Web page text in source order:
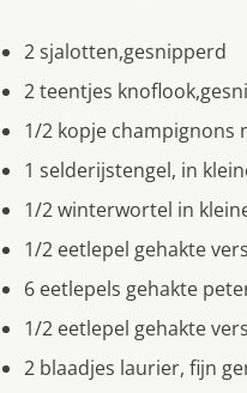
2 sjalotten,gesnipperd
2 teentjes
1/2 kopje champignons
1 selderijstengel, in
1/2 winterwortel in
1/2 eetlepel gehakte
6 eetlepels gehakte
1/2 eetlepel gehakte
2 blaadjes laurier, fijn